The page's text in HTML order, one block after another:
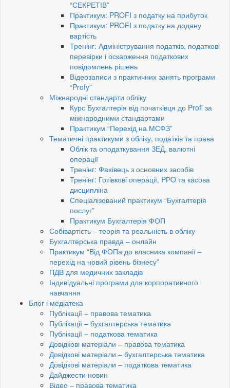
“СЕКРЕТІВ”
Практикум: PROFI з податку на прибуток
Практикум: PROFI з податку на додану
вартість
Тренінг: Адміністрування податків, податкові
перевірки і оскарження податкових
повідомлень рішень
Відеозаписи з практичних занять програми
“Profy”
Міжнародні стандарти обліку
Курс Бухгалтерія від початківця до Profi за
міжнародними стандартами
Практикум “Перехід на МСФЗ”
Тематичні практикуми з обліку, податків та права
Облік та оподаткування ЗЕД, валютні
операції
Тренінг: Фахівець з основних засобів
Тренінг: Готівкові операції, PРO та касова
дисципліна
Спеціалізований практикум “Бухгалтерія
послуг”
Практикум Бухгалтерія ФОП
Собівартість – теорія та реальність в обліку
Бухгалтерська правда – онлайн
Практикум “Від ФОПа до власника компанії –
перехід на новий рівень бізнесу”
ПДВ для медичних закладів
Індивідуальні програми для корпоративного
навчання
Блог і медіатека
Публікації – правова тематика
Публікації – бухгалтерська тематика
Публікації – податкова тематика
Довідкові матеріали – правова тематика
Довідкові матеріали – бухгалтерська тематика
Довідкові матеріали – податкова тематика
Дайджести новин
Відео – правова тематика